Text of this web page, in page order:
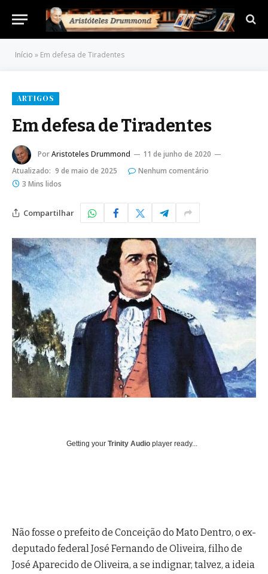
Início » Em defesa de Tiradentes
ARTIGOS
Em defesa de Tiradentes
PorAristoteles Drummond
11 de junho de 2020
Atualizado: 9 de maio de 2025
Nenhum comentário
3 Mins lidos
Compartilhar
Getting your Trinity Audio player ready...
Não fosse o prefeito de Conceição do Mato Dentro, o ex-
deputado federal José Fernando de Oliveira, filho de
José Aparecido de Oliveira, a se indignar, talvez, a ideia